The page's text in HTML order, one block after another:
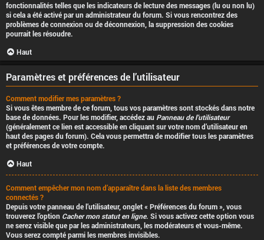
fonctionnalités telles que les indicateurs de lecture des messages (lu ou non lu)
si cela a été activé par un administrateur du forum. Si vous rencontrez des
problèmes de connexion ou de déconnexion, la suppression des cookies
pourrait les résoudre.
Haut
Paramètres et préférences de l’utilisateur
Comment modifier mes paramètres ?
Si vous êtes membre de ce forum, tous vos paramètres sont stockés dans notre
base de données. Pour les modifier, accédez au Panneau de l’utilisateur
(généralement ce lien est accessible en cliquant sur votre nom d’utilisateur en
haut des pages du forum). Cela vous permettra de modifier tous les paramètres
et préférences de votre compte.
Haut
Comment empêcher mon nom d’apparaître dans la liste des membres
connectés ?
Depuis votre panneau de l’utilisateur, onglet « Préférences du forum », vous
trouverez l’option Cacher mon statut en ligne. Si vous activez cette option vous
ne serez visible que par les administrateurs, les modérateurs et vous-même.
Vous serez compté parmi les membres invisibles.